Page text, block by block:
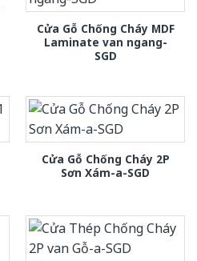
Cửa Gỗ Chống Cháy MDF
Laminate van ngang-
SGD
Cửa Gỗ Chống Cháy 2P
Sơn Xám-a-SGD